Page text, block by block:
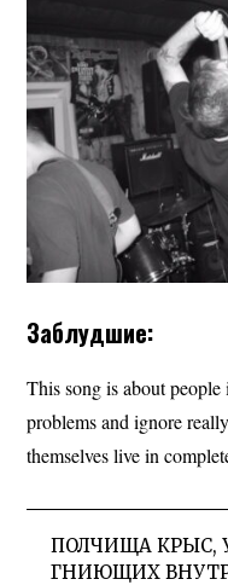
Заблудшие:
This song is about
problems and ignore
themselves live in
ПОЛЧИЩА КРЫС,
ГНИЮЩИХ